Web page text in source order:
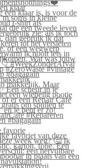
klaar
favorie